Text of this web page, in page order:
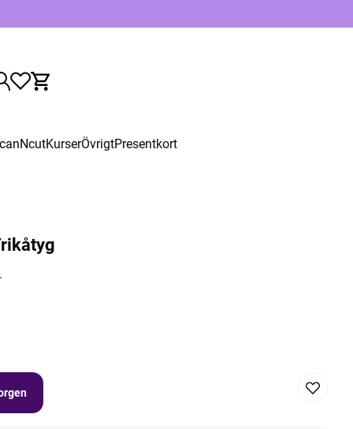
KurserÖvrigtPresentkort